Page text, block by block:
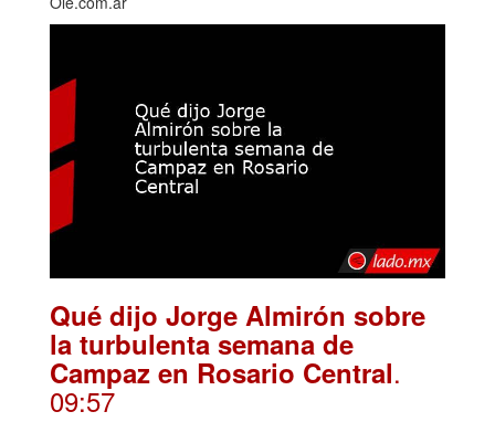
Qué dijo Jorge Almirón sobre
la turbulenta semana de
Campaz en Rosario Central.
09:57